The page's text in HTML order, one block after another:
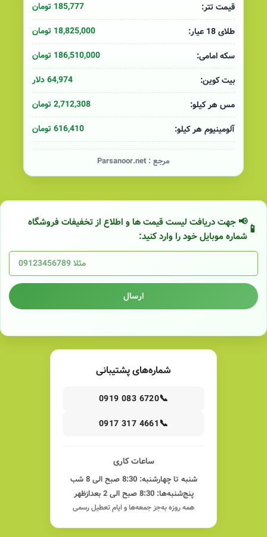
قیمت تتر:
185,777 تومان
طلای 18 عیار:
18,825,000 تومان
سکه امامی:
186,510,000 تومان
بیت کوین:
64,974 دلار
مس هر کیلو:
2,712,308 تومان
آلومینیوم هر کیلو:
616,410 تومان
مرجع : Parsanoor.net
📢 جهت دریافت لیست قیمت ها و اطلاع از تخفیفات فروشگاه
شماره موبایل خود را وارد کنید:
ارسال
شماره‌های پشتیبانی
📞
0919 083 6720
📞
0917 317 4661
ساعات کاری
شنبه تا چهارشنبه: 8:30 صبح الی 8 شب
پنج‌شنبه‌ها: 8:30 صبح الی 2 بعدازظهر
همه روزه به‌جز جمعه‌ها و ایام تعطیل رسمی